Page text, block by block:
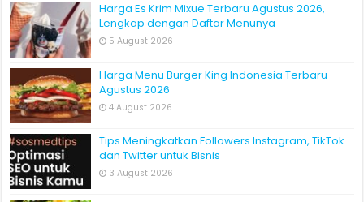
Harga Es Krim Mixue Terbaru Agustus 2026,
Lengkap dengan Daftar Menunya
5 August 2026
Harga Menu Burger King Indonesia Terbaru
Agustus 2026
4 August 2026
Tips Meningkatkan Followers Instagram, TikTok
dan Twitter untuk Bisnis
3 August 2026